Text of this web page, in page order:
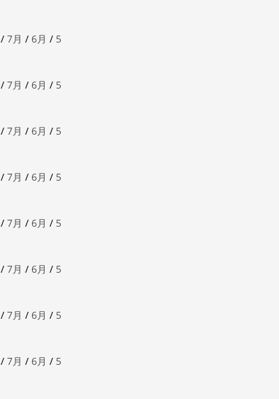
/ 7月 / 6月 / 5
/ 7月 / 6月 / 5
/ 7月 / 6月 / 5
/ 7月 / 6月 / 5
/ 7月 / 6月 / 5
/ 7月 / 6月 / 5
/ 7月 / 6月 / 5
/ 7月 / 6月 / 5